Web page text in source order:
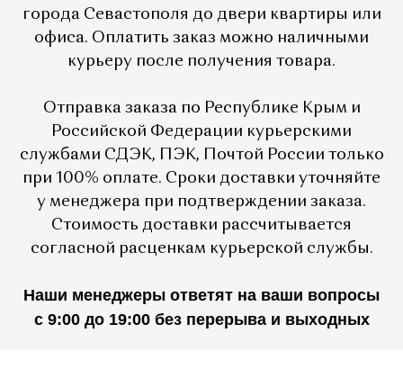
города Севастополя до двери квартиры или
офиса. Оплатить заказ можно наличными
курьеру после получения товара.
Отправка заказа по Республике Крым и
Российской Федерации курьерскими
службами СДЭК, ПЭК, Почтой России только
при 100% оплате. Сроки доставки уточняйте
у менеджера при подтверждении заказа.
Стоимость доставки рассчитывается
согласной расценкам курьерской службы.
Наши менеджеры ответят на ваши вопросы
с 9:00 до 19:00 без перерыва и выходных